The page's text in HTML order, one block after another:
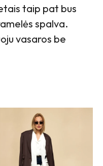
taip pat bus
spalva.
vasaros be